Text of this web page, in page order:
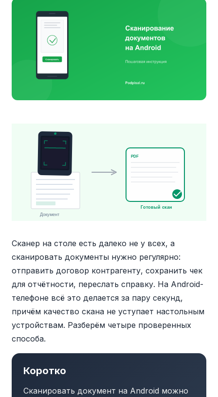
PDF
Документ
Готовый скан
Сканер на столе есть далеко не у всех, а
сканировать документы нужно регулярно:
отправить договор контрагенту, сохранить чек
для отчётности, переслать справку. На Android-
телефоне всё это делается за пару секунд,
причём качество скана не уступает настольным
устройствам. Разберём четыре проверенных
способа.
Коротко
Сканировать документ на Android можно